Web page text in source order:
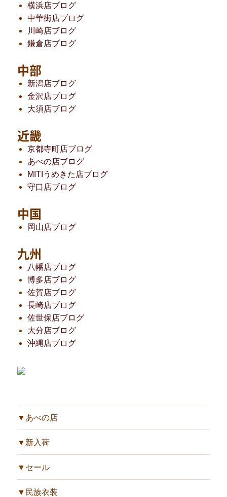
横浜店ブログ
中華街店ブログ
川崎店ブログ
鎌倉店ブログ
中部
新潟店ブログ
金沢店ブログ
大須店ブログ
近畿
京都寺町店ブログ
あべの店ブログ
MITIうめきた店ブログ
守口店ブログ
中国
岡山店ブログ
九州
八幡店ブログ
博多店ブログ
佐賀店ブログ
長崎店ブログ
佐世保店ブログ
大分店ブログ
沖縄店ブログ
▼あべの店
▼新入荷
▼セール
▼民族衣装